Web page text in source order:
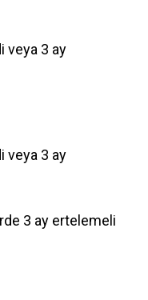
veya 3 ay
veya 3 ay
3 ay ertelemeli